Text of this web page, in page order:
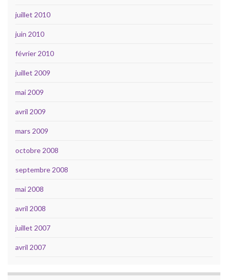
juillet 2010
juin 2010
février 2010
juillet 2009
mai 2009
avril 2009
mars 2009
octobre 2008
septembre 2008
mai 2008
avril 2008
juillet 2007
avril 2007